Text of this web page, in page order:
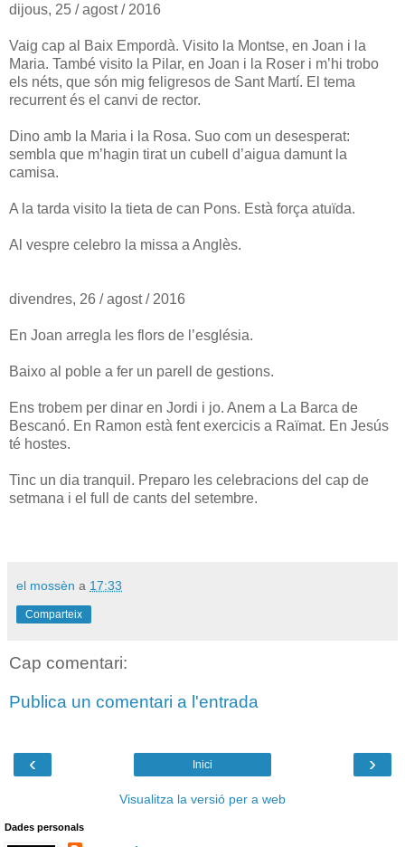
dijous, 25 / agost / 2016
Vaig cap al Baix Empordà. Visito la Montse, en Joan i la
Maria. També visito la Pilar, en Joan i la Roser i m’hi trobo
els néts, que són mig feligresos de Sant Martí. El tema
recurrent és el canvi de rector.
Dino amb la Maria i la Rosa. Suo com un desesperat:
sembla que m’hagin tirat un cubell d’aigua damunt la
camisa.
A la tarda visito la tieta de can Pons. Està força atuïda.
Al vespre celebro la missa a Anglès.
divendres, 26 / agost / 2016
En Joan arregla les flors de l’església.
Baixo al poble a fer un parell de gestions.
Ens trobem per dinar en Jordi i jo. Anem a La Barca de
Bescanó. En Ramon està fent exercicis a Raïmat. En Jesús
té hostes.
Tinc un dia tranquil. Preparo les celebracions del cap de
setmana i el full de cants del setembre.
el mossèn a 17:33
Comparteix
Cap comentari:
Publica un comentari a l'entrada
‹ ›
Inici
Visualitza la versió per a web
Dades personals